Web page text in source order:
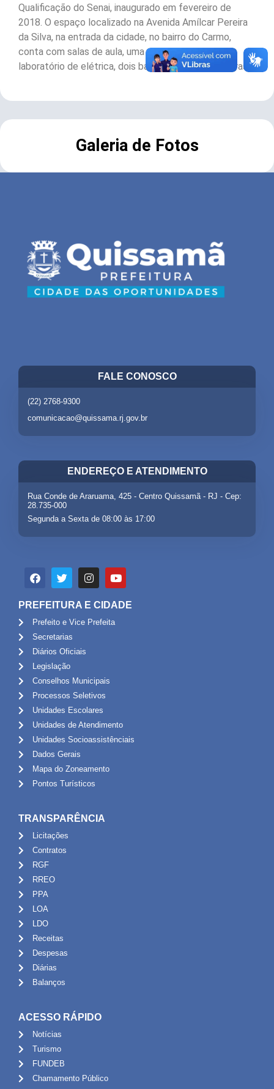
Qualificação do Senai, inaugurado em fevereiro de
2018. O espaço localizado na Avenida Amílcar Pereira
da Silva, na entrada da cidade, no bairro do Carmo,
conta com salas de aula, uma sala de apoio, um
laboratório de elétrica, dois banheiros e vigia 24 horas.
Galeria de Fotos
FALE CONOSCO
(22) 2768-9300
comunicacao@quissama.rj.gov.br
ENDEREÇO E ATENDIMENTO
Rua Conde de Araruama, 425 - Centro Quissamã - RJ - Cep:
28.735-000
Segunda a Sexta de 08:00 às 17:00
PREFEITURA E CIDADE
Prefeito e Vice Prefeita
Secretarias
Diários Oficiais
Legislação
Conselhos Municipais
Processos Seletivos
Unidades Escolares
Unidades de Atendimento
Unidades Socioassistênciais
Dados Gerais
Mapa do Zoneamento
Pontos Turísticos
TRANSPARÊNCIA
Licitações
Contratos
RGF
RREO
PPA
LOA
LDO
Receitas
Despesas
Diárias
Balanços
ACESSO RÁPIDO
Notícias
Turismo
FUNDEB
Chamamento Público